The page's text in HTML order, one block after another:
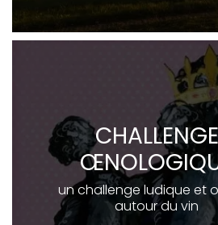
CHALLENGE
un challenge ludique et
autour du vin